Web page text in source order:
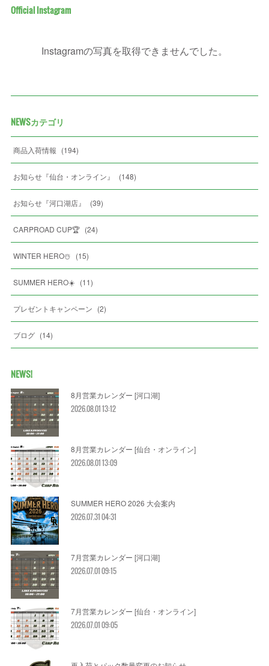
Official Instagram
Instagramの写真を取得できませんでした。
NEWSカテゴリ
商品入荷情報 (194)
お知らせ『仙台・オンライン』 (148)
お知らせ『河口湖店』 (39)
CARPROAD CUP🏆 (24)
WINTER HERO☃️ (15)
SUMMER HERO☀️ (11)
プレゼントキャンペーン (2)
ブログ (14)
NEWS!
8月営業カレンダー [河口湖]
2026.08.01 13:12
8月営業カレンダー [仙台・オンライン]
2026.08.01 13:09
SUMMER HERO 2026 大会案内
2026.07.31 04:31
7月営業カレンダー [河口湖]
2026.07.01 09:15
7月営業カレンダー [仙台・オンライン]
2026.07.01 09:05